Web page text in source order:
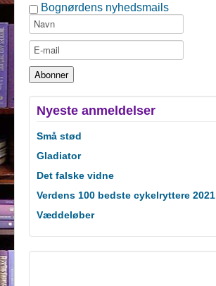
Bognørdens nyhedsmails
Nyeste anmeldelser
Små stød
Gladiator
Det falske vidne
Verdens 100 bedste cykelryttere 2021
Væddeløber